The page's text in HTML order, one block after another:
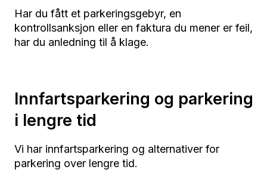
Har du fått et parkeringsgebyr, en
kontrollsanksjon eller en faktura du mener er feil,
har du anledning til å klage.
Innfartsparkering og parkering
i lengre tid
Vi har innfartsparkering og alternativer for
parkering over lengre tid.